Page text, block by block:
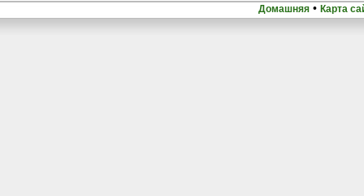
Домашняя • Карта